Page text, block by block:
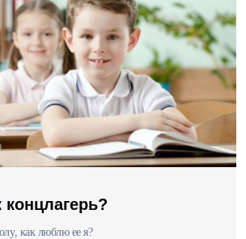
как люблю ее я?